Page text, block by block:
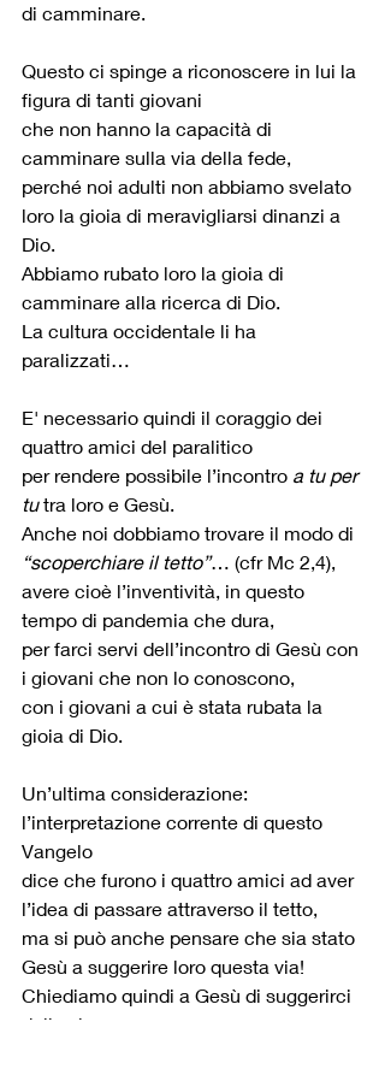
di camminare.
Questo ci spinge a riconoscere in lui la
figura di tanti giovani
che non hanno la capacità di
camminare sulla via della fede,
perché noi adulti non abbiamo svelato
loro la gioia di meravigliarsi dinanzi a
Dio.
Abbiamo rubato loro la gioia di
camminare alla ricerca di Dio.
La cultura occidentale li ha
paralizzati…
E' necessario quindi il coraggio dei
quattro amici del paralitico
per rendere possibile l’incontro a tu per
tu tra loro e Gesù.
Anche noi dobbiamo trovare il modo di
“scoperchiare il tetto”… (cfr Mc 2,4),
avere cioè l’inventività, in questo
tempo di pandemia che dura,
per farci servi dell’incontro di Gesù con
i giovani che non lo conoscono,
con i giovani a cui è stata rubata la
gioia di Dio.
Un’ultima considerazione:
l’interpretazione corrente di questo
Vangelo
dice che furono i quattro amici ad aver
l’idea di passare attraverso il tetto,
ma si può anche pensare che sia stato
Gesù a suggerire loro questa via!
Chiediamo quindi a Gesù di suggerirci
delle vie nuove.